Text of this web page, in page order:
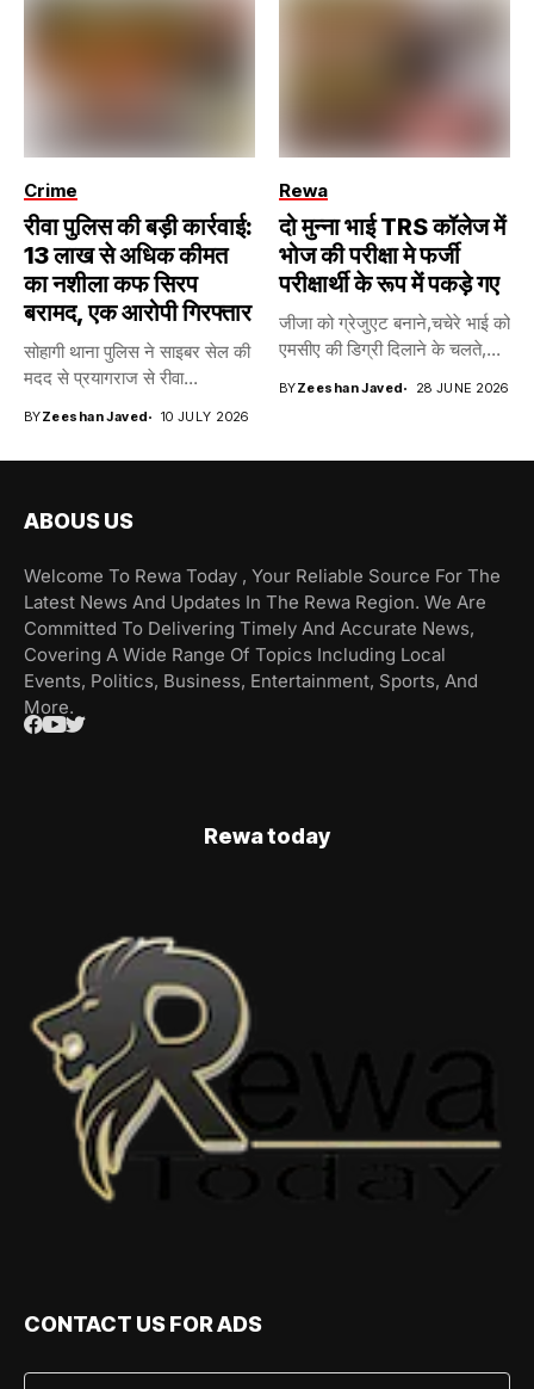
Crime
रीवा पुलिस की बड़ी कार्रवाई:
13 लाख से अधिक कीमत
का नशीला कफ सिरप
बरामद, एक आरोपी गिरफ्तार
सोहागी थाना पुलिस ने साइबर सेल की
मदद से प्रयागराज से रीवा...
BYZeeshan Javed 10 JULY 2026
Rewa
दो मुन्ना भाई TRS कॉलेज में
भोज की परीक्षा मे फर्जी
परीक्षार्थी के रूप में पकड़े गए
जीजा को ग्रेजुएट बनाने,चचेरे भाई को
एमसीए की डिग्री दिलाने के चलते,...
BYZeeshan Javed 28 JUNE 2026
ABOUS US
Welcome To Rewa Today , Your Reliable Source For The
Latest News And Updates In The Rewa Region. We Are
Committed To Delivering Timely And Accurate News,
Covering A Wide Range Of Topics Including Local
Events, Politics, Business, Entertainment, Sports, And
More.
Rewa today
CONTACT US FOR ADS